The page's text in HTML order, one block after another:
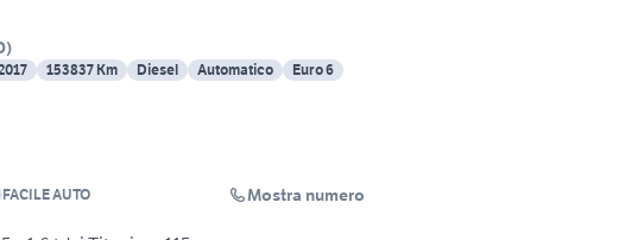
)
153837 Km Diesel Automatico Euro 6
FACILE AUTO Mostra numero